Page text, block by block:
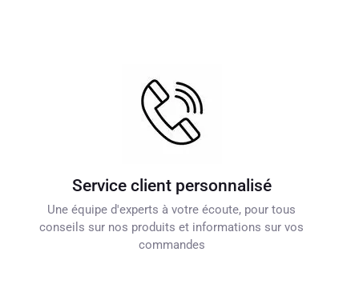
Service client personnalisé
Une équipe d'experts à votre écoute, pour tous
conseils sur nos produits et informations sur vos
commandes